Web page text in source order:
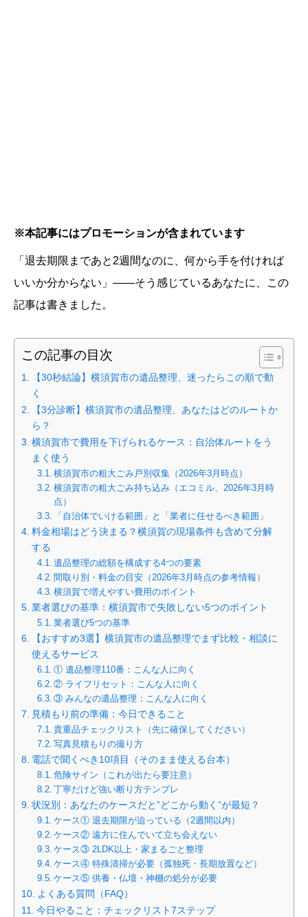
※本記事にはプロモーションが含まれています
「退去期限まであと2週間なのに、何から手を付ければ
いいか分からない」——そう感じているあなたに、この
記事は書きました。
この記事の目次
【30秒結論】横須賀市の遺品整理、迷ったらこの順で動
く
【3分診断】横須賀市の遺品整理、あなたはどのルートか
ら？
横須賀市で費用を下げられるケース：自治体ルートをう
まく使う
横須賀市の粗大ごみ戸別収集（2026年3月時点）
横須賀市の粗大ごみ持ち込み（エコミル、2026年3月時
点）
「自治体でいける範囲」と「業者に任せるべき範囲」
料金相場はどう決まる？横須賀の現場条件も含めて分解
する
遺品整理の総額を構成する4つの要素
間取り別・料金の目安（2026年3月時点の参考情報）
横須賀で増えやすい費用のポイント
業者選びの基準：横須賀市で失敗しない5つのポイント
業者選び5つの基準
【おすすめ3選】横須賀市の遺品整理でまず比較・相談に
使えるサービス
① 遺品整理110番：こんな人に向く
② ライフリセット：こんな人に向く
③ みんなの遺品整理：こんな人に向く
見積もり前の準備：今日できること
貴重品チェックリスト（先に確保してください）
写真見積もりの撮り方
電話で聞くべき10項目（そのまま使える台本）
危険サイン（これが出たら要注意）
丁寧だけど強い断り方テンプレ
状況別：あなたのケースだと”どこから動く”が最短？
ケース① 退去期限が迫っている（2週間以内）
ケース② 遠方に住んでいて立ち会えない
ケース③ 2LDK以上・家まるごと整理
ケース④ 特殊清掃が必要（孤独死・長期放置など）
ケース⑤ 供養・仏壇・神棚の処分が必要
よくある質問（FAQ）
今日やること：チェックリスト7ステップ